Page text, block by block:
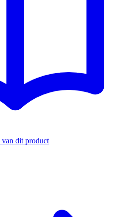
van dit product